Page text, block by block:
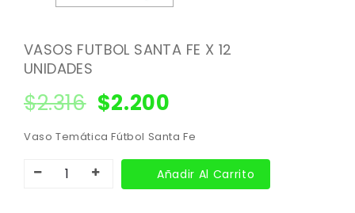
VASOS FUTBOL SANTA FE X 12
UNIDADES
$2.316 $2.200
Vaso Temática Fútbol Santa Fe
Añadir Al Carrito